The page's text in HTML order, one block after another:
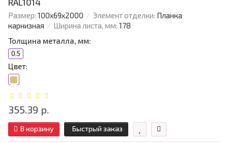
RAL1014
Размер: 100х69х2000 Элемент отделки: Планка
карнизная
Ширина листа, мм: 178
Толщина металла, мм:
0.5
Цвет:
355.39 р.
В корзину Быстрый заказ